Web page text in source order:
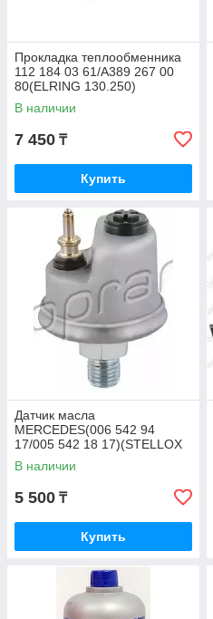
Прокладка теплообменника
112 184 03 61/A389 267 00
80(ELRING 130.250)
В наличии
7 450 ₸
Купить
Датчик масла
MERCEDES(006 542 94
17/005 542 18 17)(STELLOX
06-08018-SX)
В наличии
5 500 ₸
Купить